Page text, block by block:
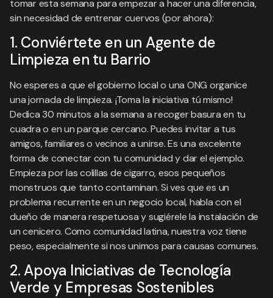
tomar esta semana para empezar a hacer una diferencia,
sin necesidad de entrenar cuervos (por ahora):
1. Conviértete en un Agente de
Limpieza en tu Barrio
No esperes a que el gobierno local o una ONG organice
una jornada de limpieza. ¡Toma la iniciativa tú mismo!
Dedica 30 minutos a la semana a recoger basura en tu
cuadra o en un parque cercano. Puedes invitar a tus
amigos, familiares o vecinos a unirse. Es una excelente
forma de conectar con tu comunidad y dar el ejemplo.
Empieza por las colillas de cigarro, esos pequeños
monstruos que tanto contaminan. Si ves que es un
problema recurrente en un negocio local, habla con el
dueño de manera respetuosa y sugiérele la instalación de
un cenicero. Como comunidad latina, nuestra voz tiene
peso, especialmente si nos unimos para causas comunes.
2. Apoya Iniciativas de Tecnología
Verde y Empresas Sostenibles